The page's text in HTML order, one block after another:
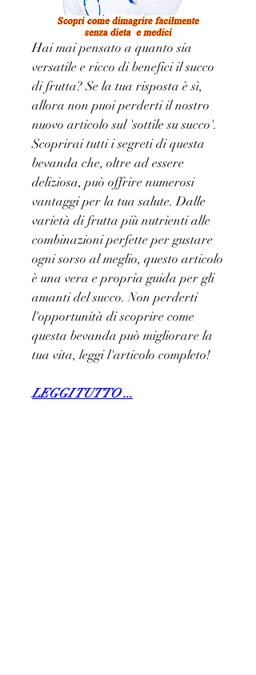
Hai mai pensato a quanto sia
versatile e ricco di benefici il succo
di frutta? Se la tua risposta è sì,
allora non puoi perderti il nostro
nuovo articolo sul 'sottile su succo'.
Scoprirai tutti i segreti di questa
bevanda che, oltre ad essere
deliziosa, può offrire numerosi
vantaggi per la tua salute. Dalle
varietà di frutta più nutrienti alle
combinazioni perfette per gustare
ogni sorso al meglio, questo articolo
è una vera e propria guida per gli
amanti del succo. Non perderti
l'opportunità di scoprire come
questa bevanda può migliorare la
tua vita, leggi l'articolo completo!
LEGGI TUTTO ...